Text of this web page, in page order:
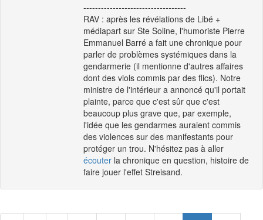
-----------------------------------
RAV : après les révélations de Libé +
médiapart sur Ste Soline, l'humoriste Pierre
Emmanuel Barré a fait une chronique pour
parler de problèmes systémiques dans la
gendarmerie (il mentionne d'autres affaires
dont des viols commis par des flics). Notre
ministre de l'intérieur a annoncé qu'il portait
plainte, parce que c'est sûr que c'est
beaucoup plus grave que, par exemple,
l'idée que les gendarmes auraient commis
des violences sur des manifestants pour
protéger un trou. N'hésitez pas à aller
écouter la chronique en question, histoire de
faire jouer l'effet Streisand.